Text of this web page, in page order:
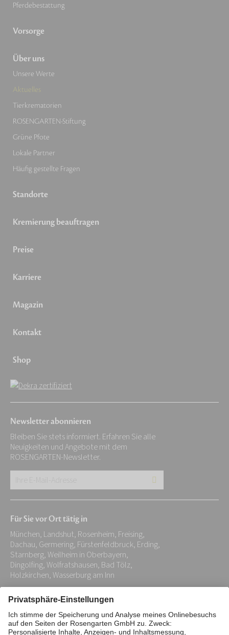
Pferdebestattung
Vorsorge
Über uns
Unsere Werte
Aktuelles
Tierkrematorien
ROSENGARTEN-Stiftung
Grüne Pfote
Lokale Partner
Häufig gestellte Fragen
Standorte
Kremierung beauftragen
Preise
Karriere
Magazin
Kontakt
Shop
Newsletter abonnieren
Bleiben Sie stets informiert. Erfahren Sie alle
Neuigkeiten und Angebote mit dem
ROSENGARTEN-Newsletter.
Adresse:
*
Für Sie vor Ort tätig in
München, Landshut, Rosenheim, Freising,
Dachau, Germering, Fürstenfeldbruck, Erding,
Starnberg, Weilheim in Oberbayern,
Dingolfing, Wolfratshausen, Bad Tölz,
Holzkirchen, Wasserburg am Inn
Impressum Datenschutz
Stiftung
Interne Meldestelle
Zahlungsmittel